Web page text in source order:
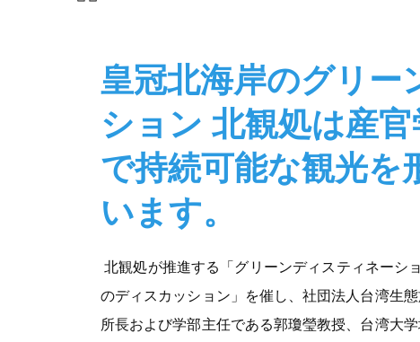
皇冠北海岸のグリー
ション 北観処は産
で持続可能な観光を
います。
北観処が推進する「グリーンディスティネーシ
のディスカッション」を催し、社団法人台湾生
所長および学部主任である郭瓊瑩教授、台湾大